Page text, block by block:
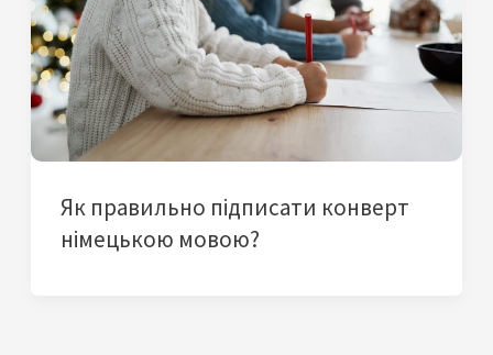
Як правильно підписати конверт
німецькою мовою?